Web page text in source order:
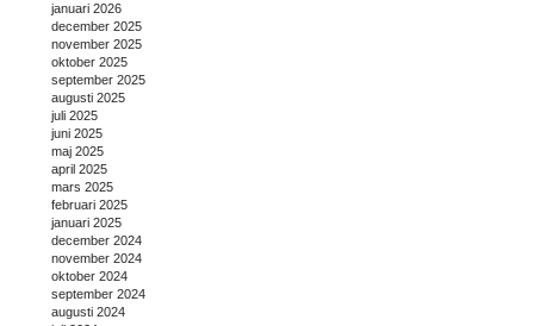
januari 2026
december 2025
november 2025
oktober 2025
september 2025
augusti 2025
juli 2025
juni 2025
maj 2025
april 2025
mars 2025
februari 2025
januari 2025
december 2024
november 2024
oktober 2024
september 2024
augusti 2024